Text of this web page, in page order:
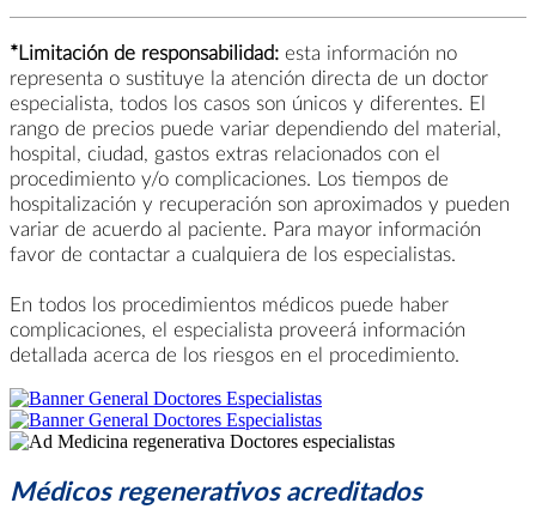
*Limitación de responsabilidad: esta información no
representa o sustituye la atención directa de un doctor
especialista, todos los casos son únicos y diferentes. El
rango de precios puede variar dependiendo del material,
hospital, ciudad, gastos extras relacionados con el
procedimiento y/o complicaciones. Los tiempos de
hospitalización y recuperación son aproximados y pueden
variar de acuerdo al paciente. Para mayor información
favor de contactar a cualquiera de los especialistas.
En todos los procedimientos médicos puede haber
complicaciones, el especialista proveerá información
detallada acerca de los riesgos en el procedimiento.
Médicos regenerativos acreditados